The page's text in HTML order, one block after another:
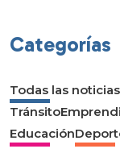
Categorías
Todas las noticias
Tránsito
Educación